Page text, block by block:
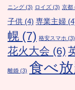
ニング (3) ロイズ (3) 京都
子供 (4) 専業主婦
幌 (7) 格安スマホ (3)
花火大会 (6)
離婚 (3) 食べ